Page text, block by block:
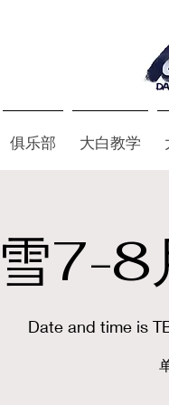
俱乐部 大白教学
7-
Date and time is